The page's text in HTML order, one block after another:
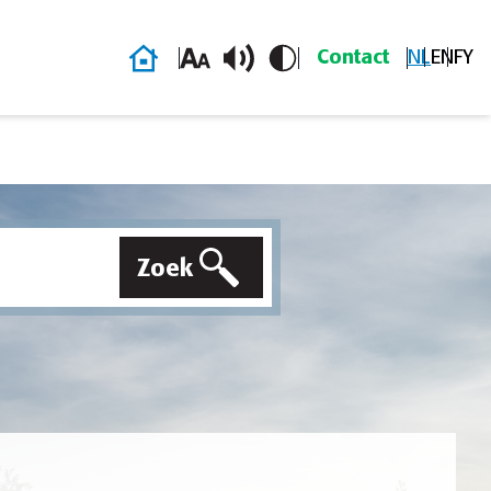
Homepage Contact NLENFY
Zoek